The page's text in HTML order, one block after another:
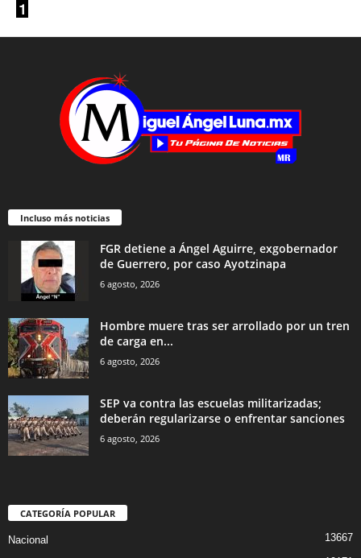
Incluso más noticias
FGR detiene a Ángel Aguirre, exgobernador
de Guerrero, por caso Ayotzinapa
6 agosto, 2026
Hombre muere tras ser arrollado por un tren
de carga en...
6 agosto, 2026
SEP va contra las escuelas militarizadas;
deberán regularizarse o enfrentar sanciones
6 agosto, 2026
CATEGORÍA POPULAR
Nacional 13667